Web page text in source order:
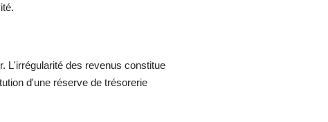
L'irrégularité des revenus constitue
d'une réserve de trésorerie